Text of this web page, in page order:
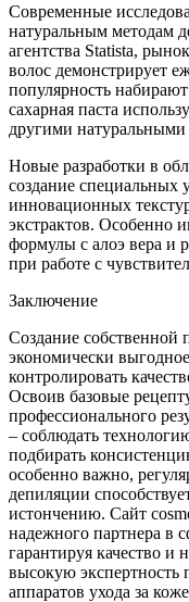
Современные
натуральным методам
агентства Statista,
волос демонстрирует
популярность
сахарная паста
другими
Новые разработки в
создание специальных
инновационных
экстрактов. Особенно
формулы с алоэ вера и
при работе с
Заключение
Создание собственной
экономически
контролировать
Освоив базовые
профессионального
– соблюдать
подбирать
особенно важно,
депиляции
истончению. Сайт
надежного партнера в
гарантируя качество и
высокую экспертность
аппаратов ухода за